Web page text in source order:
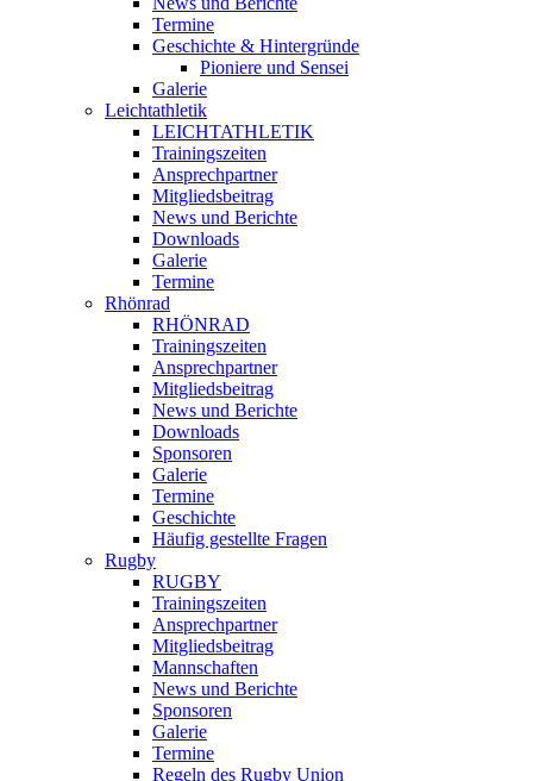
Termine
Geschichte & Hintergründe
Pioniere und Sensei
Galerie
Leichtathletik
LEICHTATHLETIK
Trainingszeiten
Ansprechpartner
Mitgliedsbeitrag
News und Berichte
Downloads
Galerie
Termine
Rhönrad
RHÖNRAD
Trainingszeiten
Ansprechpartner
Mitgliedsbeitrag
News und Berichte
Downloads
Sponsoren
Galerie
Termine
Geschichte
Häufig gestellte Fragen
Rugby
RUGBY
Trainingszeiten
Ansprechpartner
Mitgliedsbeitrag
Mannschaften
News und Berichte
Sponsoren
Galerie
Termine
Regeln des Rugby Union